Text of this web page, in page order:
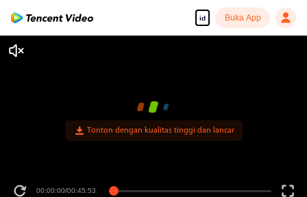
id Buka App
Tonton dengan kualitas tinggi dan lancar
00:00:00/00:45:53